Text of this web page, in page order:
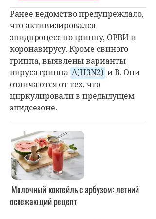
Ранее ведомство предупреждало,
что активизировался
эпидпроцесс по гриппу, ОРВИ и
коронавирусу. Кроме свиного
гриппа, выявлены варианты
вируса гриппа A(H3N2) и B. Они
отличаются от тех, что
циркулировали в предыдущем
эпидсезоне.